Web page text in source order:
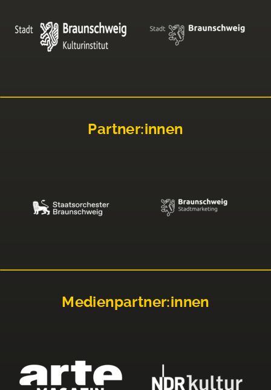
Partner:innen
Medienpartner:innen